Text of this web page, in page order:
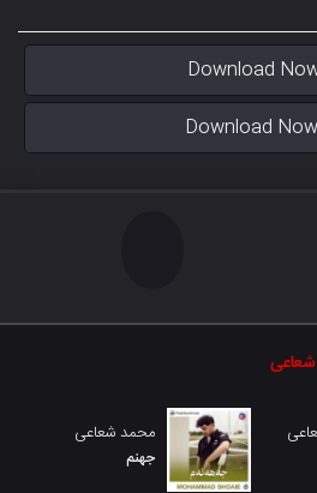
Download
Download
محمد شعاعی
جهنم